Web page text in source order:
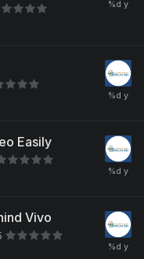
Easily
Vivo